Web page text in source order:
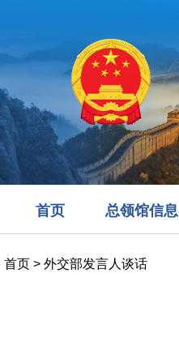
首页 总领馆信息
首页 > 外交部发言人谈话